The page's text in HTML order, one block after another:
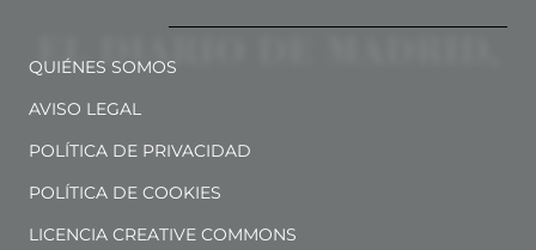
QUIÉNES SOMOS
AVISO LEGAL
POLÍTICA DE PRIVACIDAD
POLÍTICA DE COOKIES
LICENCIA CREATIVE COMMONS